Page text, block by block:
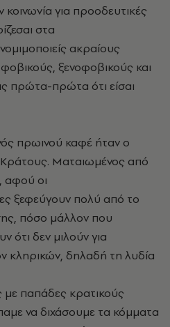
για προοδευτικές
στα
ακραίους
ξενοφοβικούς και
πρώτα-πρώτα ότι είσαι
πρωινού καφέ ήταν ο
Ματαιωμένος από
αφού οι
ξεφεύγουν πολύ από το
πόσο μάλλον που
ότι δεν μιλούν για
κληρικών, δηλαδή τη λυδία
παπάδες κρατικούς
να διχάσουμε τα κόμματα